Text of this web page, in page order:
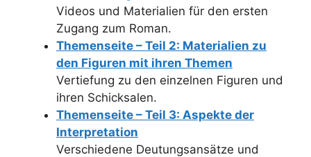
Videos und Materialien für den ersten
Zugang zum Roman.
Themenseite – Teil 2: Materialien zu
den Figuren mit ihren Themen
Vertiefung zu den einzelnen Figuren und
ihren Schicksalen.
Themenseite – Teil 3: Aspekte der
Interpretation
Verschiedene Deutungsansätze und